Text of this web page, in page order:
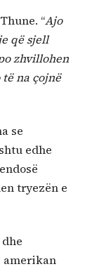
“Ajo
që sjell
zhvillohen
na çojnë
se
edhe
tryezën e
amerikan